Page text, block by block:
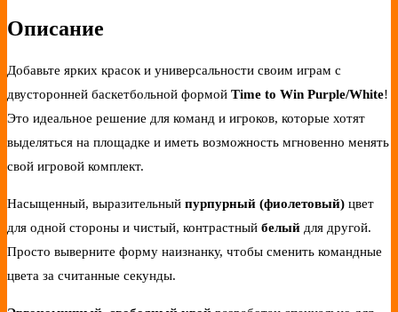
Описание
Добавьте ярких красок и универсальности своим играм с
двусторонней баскетбольной формой Time to Win Purple/White!
Это идеальное решение для команд и игроков, которые хотят
выделяться на площадке и иметь возможность мгновенно менять
свой игровой комплект.
Насыщенный, выразительный пурпурный (фиолетовый) цвет
для одной стороны и чистый, контрастный белый для другой.
Просто выверните форму наизнанку, чтобы сменить командные
цвета за считанные секунды.